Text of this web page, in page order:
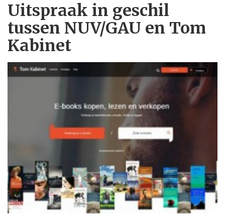
Uitspraak in geschil
tussen NUV/GAU en Tom
Kabinet